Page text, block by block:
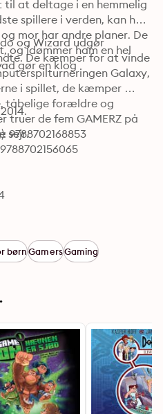
at deltage i en hemmelig
spillere i verden, kan han
mor har andre planer. De
og idømmer ham en hel
gør en klog
og Wizard udgør
De kæmper for at vinde
Galaxy,
i spillet, de kæmper
tåbelige forældre og
truer de fem GAMERZ på
sejr.
9788702168853
børnGamersGaming